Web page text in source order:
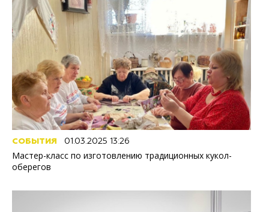
СОБЫТИЯ 01.03.2025 13:26
Мастер-класс по изготовлению традиционных кукол-
оберегов